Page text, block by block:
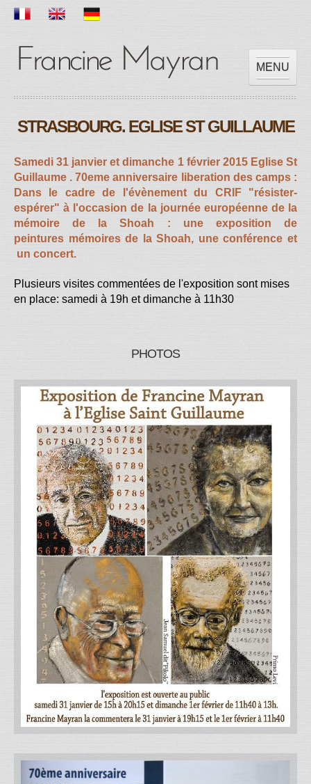
MENU
OEUVRES
SCOLAIRE
PRESSES
VIDEOS
CONTACT
STRASBOURG. EGLISE ST GUILLAUME
Samedi 31 janvier et dimanche 1 février 2015 Eglise St
Guillaume . 70eme anniversaire liberation des camps :
Dans le cadre de l'évènement du CRIF "résister-
espérer" à l'occasion de la journée européenne de la
mémoire de la Shoah : une exposition de
peintures mémoires de la Shoah, une conférence et
un concert.
Plusieurs visites commentées de l'exposition sont mises
en place: samedi à 19h et dimanche à 11h30
PHOTOS